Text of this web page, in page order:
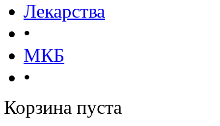
Лекарства
•
МКБ
•
Корзина пуста